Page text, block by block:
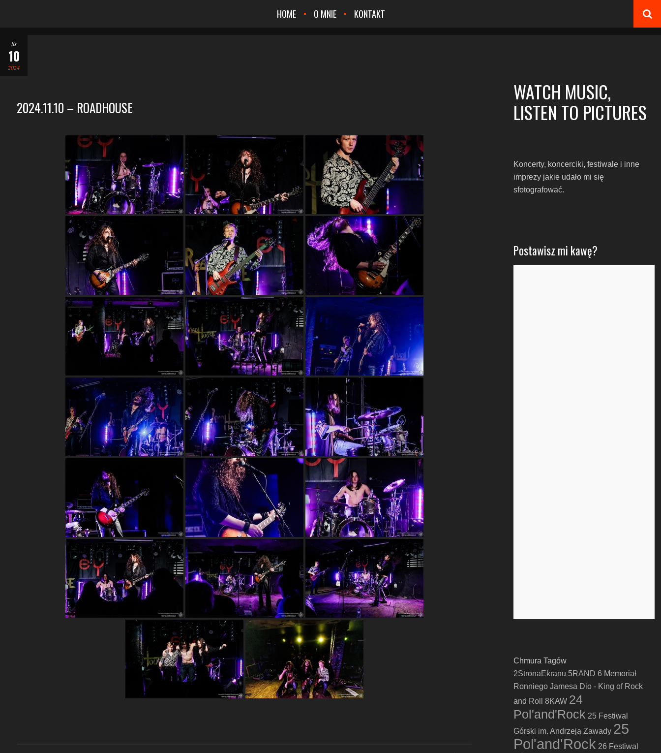
HOME O MNIE KONTAKT
lis
10
2024
2024.11.10 – ROADHOUSE
WATCH MUSIC,
LISTEN TO PICTURES
Koncerty, koncerciki, festiwale i inne
imprezy jakie udało mi się
sfotografować.
Postawisz mi kawę?
Chmura Tagów
2StronaEkranu 5RAND 6 Memoriał
Ronniego Jamesa Dio - King of Rock
and Roll
8KAW 24
Pol'and'Rock 25 Festiwal
Górski im. Andrzeja Zawady 25
Pol'and'Rock 26 Festiwal